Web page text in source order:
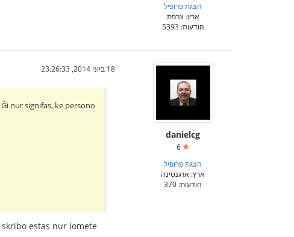
הצגת פרופיל
ארץ: צרפת
הודעות: 5393
danielcg
6
הצגת פרופיל
ארץ: ארגנטינה
הודעות: 370
18 ביוני 2014, 23:26:33
nur signifas, ke persono
estas nur iomete